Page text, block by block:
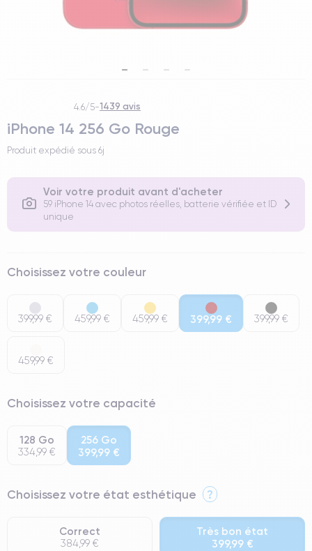
4.6/5-1439 avis
iPhone 14 256 Go Rouge
Produit expédié sous 6j
Voir votre produit avant d'acheter
59 iPhone 14 avec photos réelles, batterie vérifiée et ID
unique
Choisissez votre couleur
399,99 € 459,99 € 459,99 € 399,99 € 399,99 €
459,99 €
Choisissez votre capacité
128 Go
334,99 €
256 Go
399,99 €
Choisissez votre état esthétique ?
Correct
384,99 €
Très bon état
399,99 €